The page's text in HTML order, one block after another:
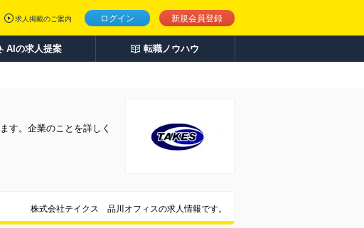
ログイン 新規会員登録
求人掲載のご案内
AIの求人提案 転職ノウハウ
す。企業のことを詳しく
株式会社テイクス 品川オフィスの求人情報です。